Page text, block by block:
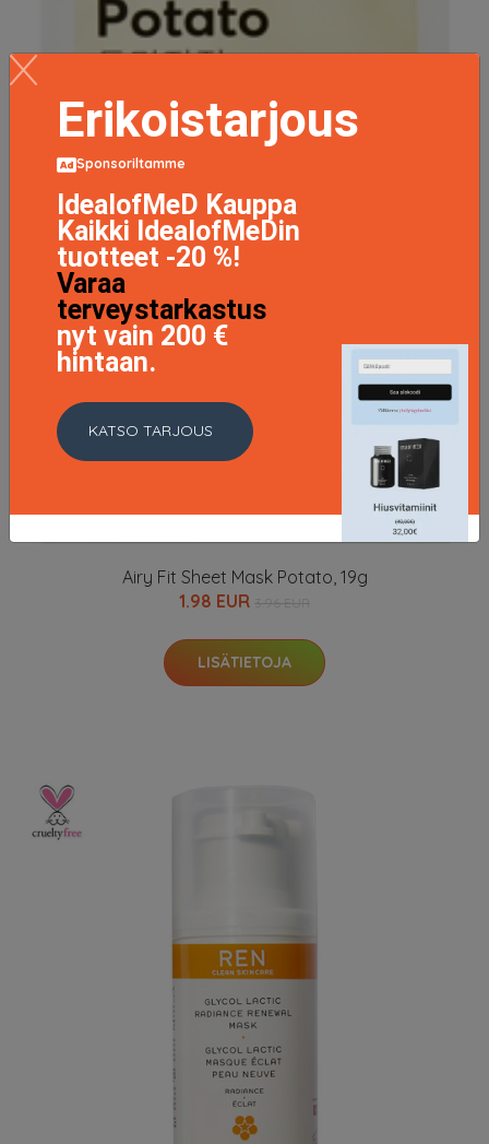
Airy Fit Sheet Mask Potato, 19g
1.98 EUR
LISÄTIETOJA
Erikoistarjous
Sponsoriltamme
IdealofMeD Kauppa
Kaikki IdealofMeDin
tuotteet -20 %!
Varaa
terveystarkastus
nyt vain 200 €
hintaan.
KATSO TARJOUS